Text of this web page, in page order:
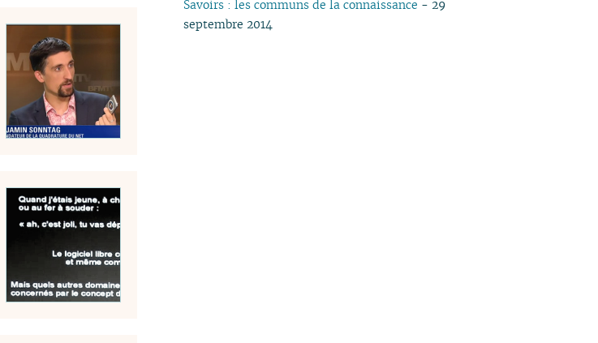
Savoirs : les communs de la connaissance - 29
septembre 2014